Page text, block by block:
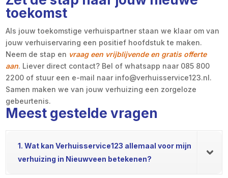
toekomst
Als jouw toekomstige verhuispartner staan we klaar om van
jouw verhuiservaring een positief hoofdstuk te maken.
Neem de stap en vraag een vrijblijvende en gratis offerte
aan. Liever direct contact? Bel of whatsapp naar 085 800
2200 of stuur een e-mail naar info@verhuisservice123.nl.
Samen maken we van jouw verhuizing een zorgeloze
gebeurtenis.
Meest gestelde vragen
1. Wat kan Verhuisservice123 allemaal voor mijn
verhuizing in Nieuwveen betekenen?